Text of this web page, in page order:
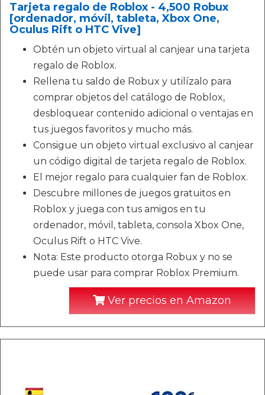
Tarjeta regalo de Roblox - 4,500 Robux
[ordenador, móvil, tableta, Xbox One,
Oculus Rift o HTC Vive]
Obtén un objeto virtual al canjear una tarjeta
regalo de Roblox.
Rellena tu saldo de Robux y utilízalo para
comprar objetos del catálogo de Roblox,
desbloquear contenido adicional o ventajas en
tus juegos favoritos y mucho más.
Consigue un objeto virtual exclusivo al canjear
un código digital de tarjeta regalo de Roblox.
El mejor regalo para cualquier fan de Roblox.
Descubre millones de juegos gratuitos en
Roblox y juega con tus amigos en tu
ordenador, móvil, tableta, consola Xbox One,
Oculus Rift o HTC Vive.
Nota: Este producto otorga Robux y no se
puede usar para comprar Roblox Premium.
Ver precios en Amazon